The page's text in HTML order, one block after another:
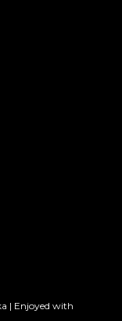
| Enjoyed with